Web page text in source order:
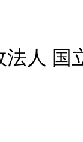
法人 国